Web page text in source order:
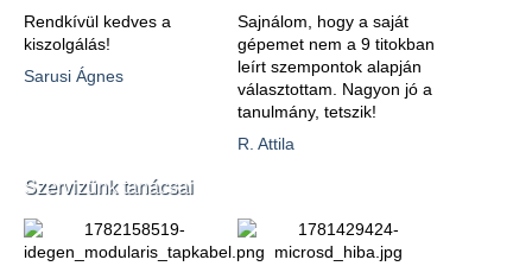
Rendkívül kedves a
kiszolgálás!
Sarusi Ágnes
Sajnálom, hogy a saját
gépemet nem a 9 titokban
leírt szempontok alapján
választottam. Nagyon jó a
tanulmány, tetszik!
R. Attila
Szervizünk tanácsai